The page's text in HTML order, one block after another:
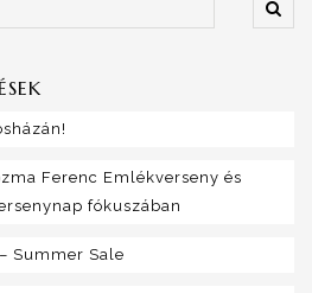
Ferenc Emlékverseny és
fókuszában
Summer Sale